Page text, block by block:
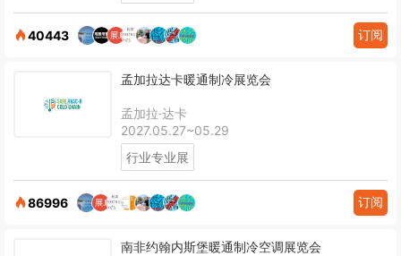
40443 订阅
孟加拉达卡暖通制冷展览会
孟加拉·达卡
2027.05.27~05.29
行业专业展
86996 订阅
南非约翰内斯堡暖通制冷空调展览会